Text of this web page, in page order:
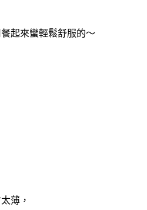
起來蠻輕鬆舒服的～
薄，